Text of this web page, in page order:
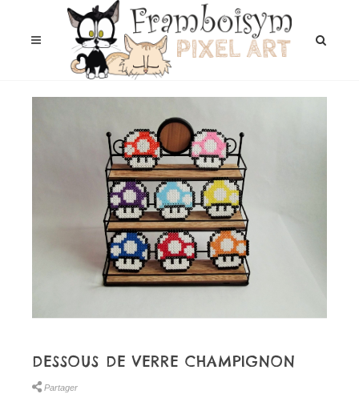
DESSOUS DE VERRE CHAMPIGNON
Partager